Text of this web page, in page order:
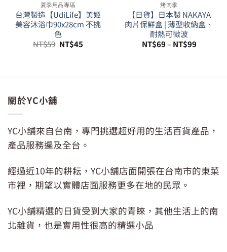
夏季用品專區
台灣製造【UdiLife】美姬
美容沐浴巾90x28cm 不挑
色
NT$59 原
始
NT$45目
前
烤肉季
【日貨】日本製 NAKAYA
肉片保鮮盒 | 薄型收納盒、
耐熱可微波
NT$69–NT$99
關於YC小舖
YC小舖來自台南，專門挑選超好用的生活百貨產品，
產品服務遍及全台。
經過近10年的耕耘，YC小舖店面開張在台南市的東菜
市裡，期望以實體店面服務更多在地的民眾。
YC小舖精選的日貨受到大家的青睞，其他生活上的南
北雜貨，也是實用性很高的精選小品